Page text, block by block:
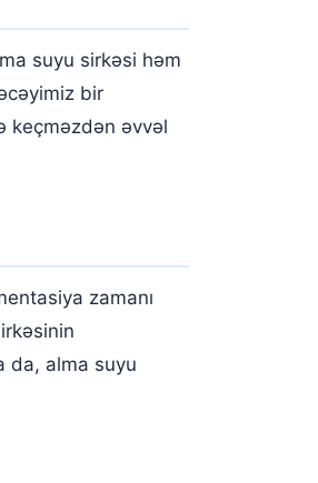
suyu sirkəsi həm
bir
keçməzdən əvvəl
zamanı
da, alma suyu